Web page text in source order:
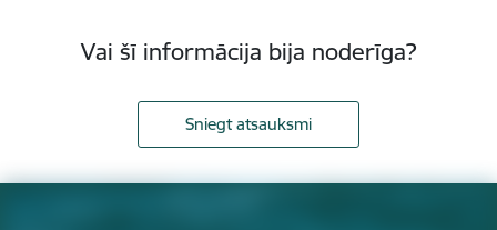
Vai šī informācija bija noderīga?
Sniegt atsauksmi